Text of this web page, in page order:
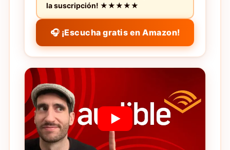
la suscripción! ★★★★★
🎧 ¡Escucha gratis en Amazon!